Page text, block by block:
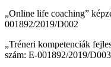
„Online life coaching”
001892/2019/D002
„Tréneri kompetenciák
szám: E-001892/2019/D003